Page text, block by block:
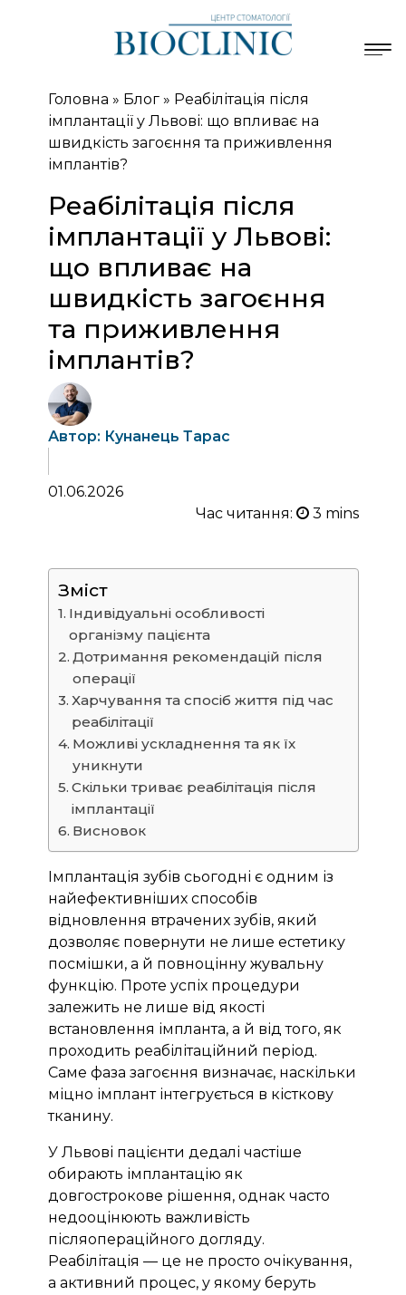
Головна » Блог» Реабілітація після
імплантації у Львові: що впливає на
швидкість загоєння та приживлення
імплантів?
Реабілітація після
імплантації у Львові:
що впливає на
швидкість загоєння
та приживлення
імплантів?
Автор: Кунанець Тарас
01.06.2026
Час читання:
Зміст
Індивідуальні особливості
організму пацієнта
Дотримання рекомендацій після
операції
Харчування та спосіб життя під час
реабілітації
Можливі ускладнення та як їх
уникнути
Скільки триває реабілітація після
імплантації
Висновок
Імплантація зубів сьогодні є одним із
найефективніших способів
відновлення втрачених зубів, який
дозволяє повернути не лише естетику
посмішки, а й повноцінну жувальну
функцію. Проте успіх процедури
залежить не лише від якості
встановлення імпланта, а й від того, як
проходить реабілітаційний період.
Саме фаза загоєння визначає, наскільки
міцно імплант інтегрується в кісткову
тканину.
У Львові пацієнти дедалі частіше
обирають імплантацію як
довгострокове рішення, однак часто
недооцінюють важливість
післяопераційного догляду.
Реабілітація — це не просто очікування,
а активний процес, у якому беруть